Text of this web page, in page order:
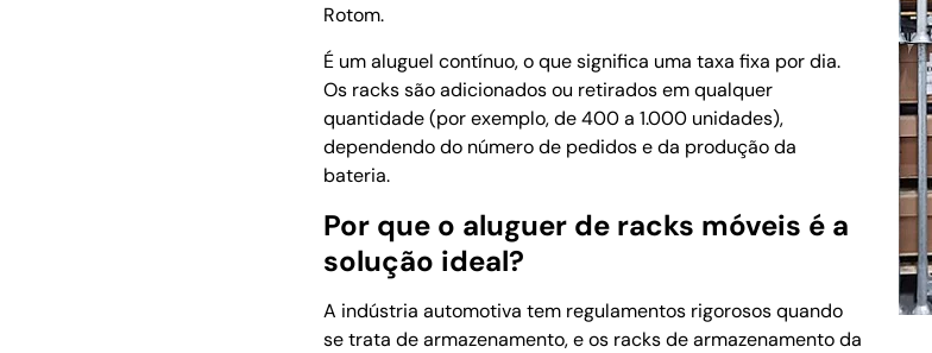
Rotom.
É um aluguel contínuo, o que significa uma taxa fixa por dia.
Os racks são adicionados ou retirados em qualquer
quantidade (por exemplo, de 400 a 1.000 unidades),
dependendo do número de pedidos e da produção da
bateria.
Por que o aluguer de racks móveis é a
solução ideal?
A indústria automotiva tem regulamentos rigorosos quando
se trata de armazenamento, e os racks de armazenamento da